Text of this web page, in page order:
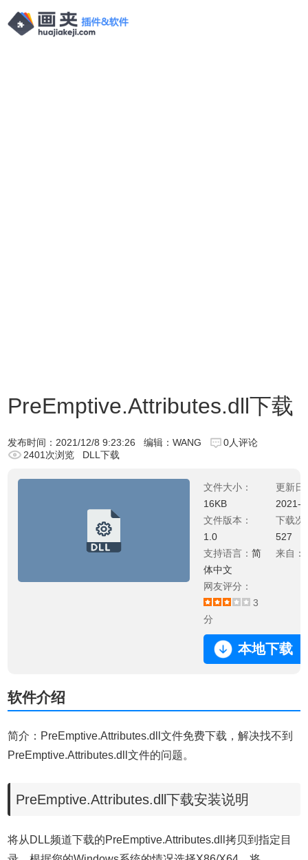
PreEmptive.Attributes.dll下载
发布时间： 2021/12/8 9:23:26 编辑：WANG
0人评论
2401次浏览
DLL下载
文件大小：
16KB
文件版本：
1.0
支持语言：简
体中文
网友评分：
3
分
更新日
2021-
下载次
527
来自：
本地下载
软件介绍
简介：PreEmptive.Attributes.dll文件免费下载，解决找不到
PreEmptive.Attributes.dll文件的问题。
PreEmptive.Attributes.dll下载安装说明
将从DLL频道下载的PreEmptive.Attributes.dll拷贝到指定目